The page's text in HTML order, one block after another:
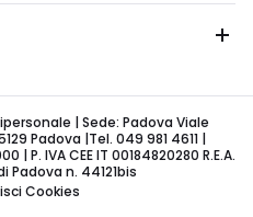
| Sede: Padova Viale
Padova |Tel. 049 981 4611 |
P. IVA CEE IT 00184820280 R.E.A.
Padova n. 44121bis
Cookies